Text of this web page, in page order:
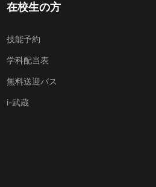
在校生の方
技能予約
学科配当表
無料送迎バス
i-武蔵